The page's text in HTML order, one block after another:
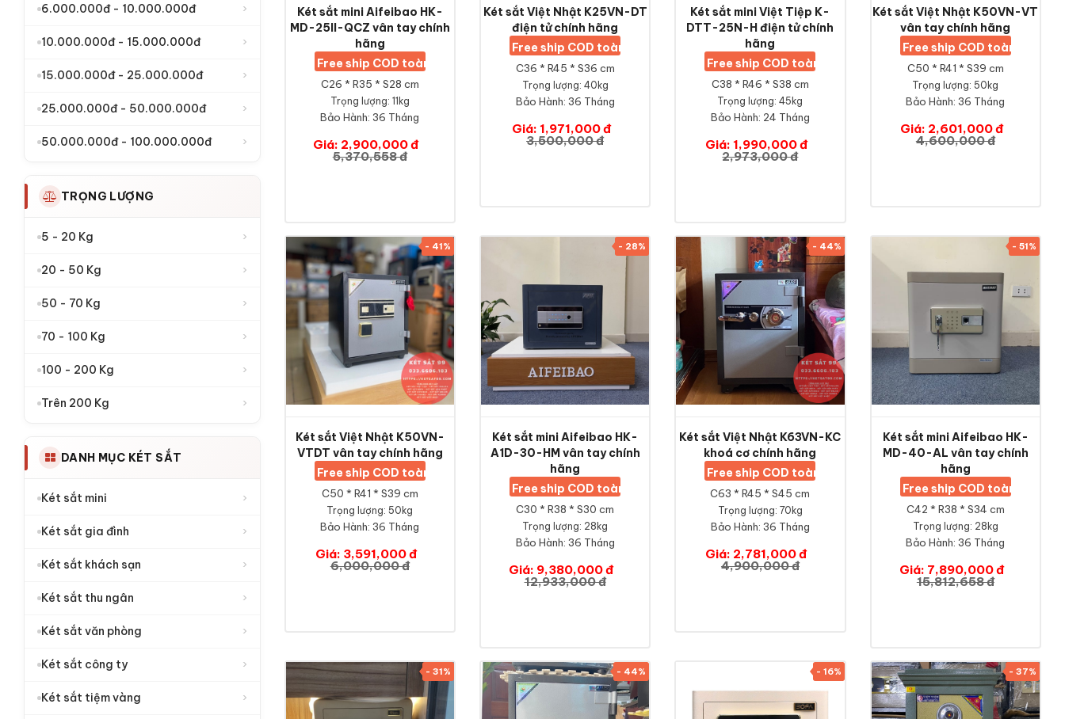
6.000.000đ - 10.000.000đ ›
10.000.000đ - 15.000.000đ ›
15.000.000đ - 25.000.000đ ›
25.000.000đ - 50.000.000đ ›
50.000.000đ - 100.000.000đ ›
TRỌNG LƯỢNG
5 - 20 Kg ›
20 - 50 Kg ›
50 - 70 Kg ›
70 - 100 Kg ›
100 - 200 Kg ›
Trên 200 Kg ›
DANH MỤC KÉT SẮT
Két sắt mini ›
Két sắt gia đình ›
Két sắt khách sạn ›
Két sắt thu ngân ›
Két sắt văn phòng ›
Két sắt công ty ›
Két sắt tiệm vàng ›
Két sắt mini Aifeibao HK-
MD-25II-QCZ vân tay chính
hãng
Free ship COD toàn quốc
C26 * R35 * S28 cm
Trọng lượng: 11kg
Bảo Hành: 36 Tháng
Giá: 2,900,000 đ
5,370,558 đ
Két sắt Việt Nhật K25VN-DT
điện tử chính hãng
Free ship COD toàn quốc
C36 * R45 * S36 cm
Trọng lượng: 40kg
Bảo Hành: 36 Tháng
Giá: 1,971,000 đ
3,500,000 đ
Két sắt mini Việt Tiệp K-
DTT-25N-H điện tử chính
hãng
Free ship COD toàn quốc
C38 * R46 * S38 cm
Trọng lượng: 45kg
Bảo Hành: 24 Tháng
Giá: 1,990,000 đ
2,973,000 đ
Két sắt Việt Nhật K50VN-VT
vân tay chính hãng
Free ship COD toàn quốc
C50 * R41 * S39 cm
Trọng lượng: 50kg
Bảo Hành: 36 Tháng
Giá: 2,601,000 đ
4,600,000 đ
- 41%
Két sắt Việt Nhật K50VN-
VTDT vân tay chính hãng
Free ship COD toàn quốc
C50 * R41 * S39 cm
Trọng lượng: 50kg
Bảo Hành: 36 Tháng
Giá: 3,591,000 đ
6,000,000 đ
- 28%
Két sắt mini Aifeibao HK-
A1D-30-HM vân tay chính
hãng
Free ship COD toàn quốc
C30 * R38 * S30 cm
Trọng lượng: 28kg
Bảo Hành: 36 Tháng
Giá: 9,380,000 đ
12,933,000 đ
- 44%
Két sắt Việt Nhật K63VN-KC
khoá cơ chính hãng
Free ship COD toàn quốc
C63 * R45 * S45 cm
Trọng lượng: 70kg
Bảo Hành: 36 Tháng
Giá: 2,781,000 đ
4,900,000 đ
- 51%
Két sắt mini Aifeibao HK-
MD-40-AL vân tay chính
hãng
Free ship COD toàn quốc
C42 * R38 * S34 cm
Trọng lượng: 28kg
Bảo Hành: 36 Tháng
Giá: 7,890,000 đ
15,812,658 đ
- 31% - 44% - 16% - 37%